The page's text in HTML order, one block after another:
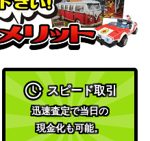
ーシュ）
ダイ
☆遊☆白書）
1,500
ダイ
WIND BREAKER）
19,800
ダイ
僕のヒーローアカデ
8,000
スピード取引
迅速査定で当日の
現金化も可能。